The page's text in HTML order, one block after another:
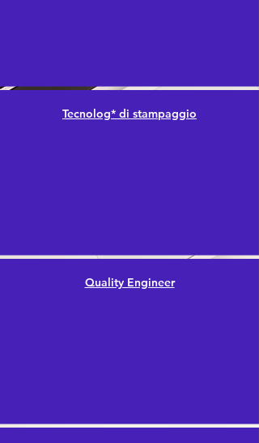
Tecnolog* di stampaggio
Quality Engineer